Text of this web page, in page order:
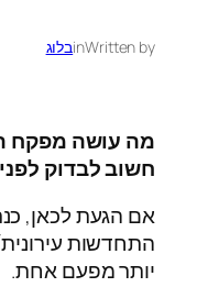
Written by
inבלוג
מה עושה מפקח
חשוב לבדוק
אם הגעת לכאן,
התחדשות
יותר מפעם אחת.